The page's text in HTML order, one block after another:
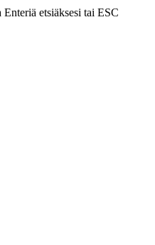
Enteriä etsiäksesi tai ESC